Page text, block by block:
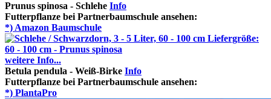
Prunus spinosa - Schlehe Info
Futterpflanze bei Partnerbaumschule ansehen:
*) Amazon Baumschule
weitere Info...
Betula pendula - Weiß-Birke Info
Futterpflanze bei Partnerbaumschule ansehen:
*) PlantaPro